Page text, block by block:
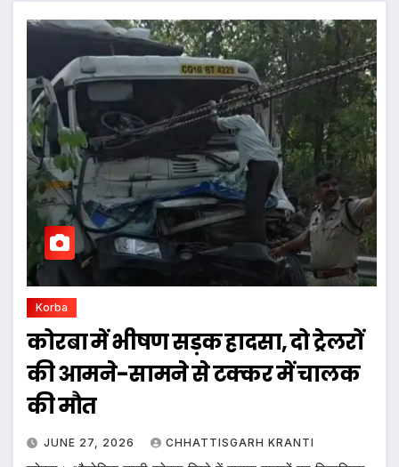
Korba
कोरबा में भीषण सड़क हादसा, दो ट्रेलरों
की आमने-सामने से टक्कर में चालक
की मौत
JUNE 27, 2026 CHHATTISGARH KRANTI